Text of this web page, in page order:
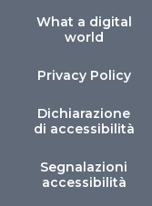
What a digital
world
Privacy Policy
Dichiarazione
di accessibilità
Segnalazioni
accessibilità